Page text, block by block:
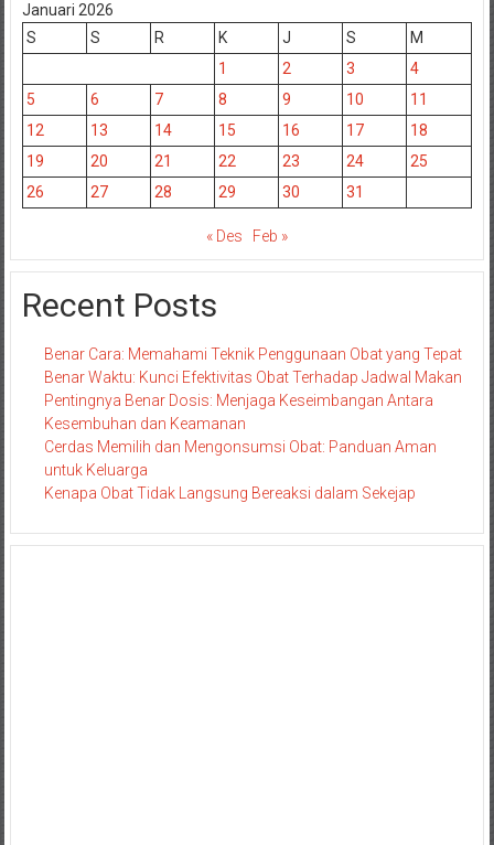
Januari 2026
S
S R K J S
M
1
2 3
4
5
6 7 8 9 10
11
12
13 14 15 16 17
18
19
20 21 22 23 24
25
26
27 28 29 30 31
« Des Feb »
Recent Posts
Benar Cara: Memahami Teknik Penggunaan Obat yang Tepat
Benar Waktu: Kunci Efektivitas Obat Terhadap Jadwal Makan
Pentingnya Benar Dosis: Menjaga Keseimbangan Antara
Kesembuhan dan Keamanan
Cerdas Memilih dan Mengonsumsi Obat: Panduan Aman
untuk Keluarga
Kenapa Obat Tidak Langsung Bereaksi dalam Sekejap